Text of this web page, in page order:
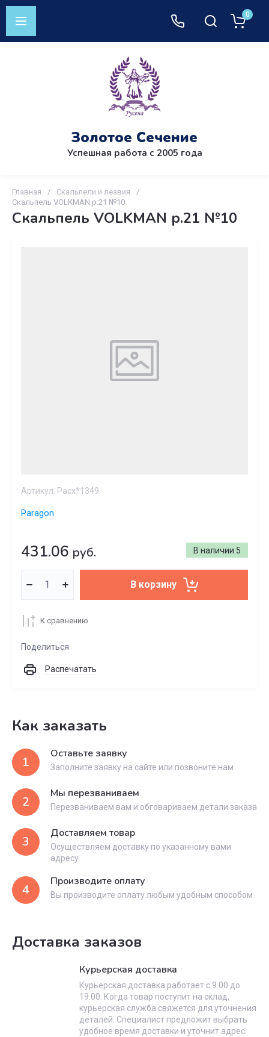
Золотое Сечение
Успешная работа с 2005 года
0
Главная / Скальпели и лезвия
/
Скальпель VOLKMAN р.21 №10
Скальпель VOLKMAN р.21 №10
Артикул: Расх*1349
Paragon
В наличии 5
431.06 руб.
В корзину
К сравнению
Поделиться
Распечатать
Как заказать
1
Оставьте заявку
Заполните заявку на сайте или позвоните нам
2
Мы перезваниваем
Перезваниваем вам и обговариваем детали заказа
3
Доставляем товар
Осуществляем доставку по указанному вами
адресу
4
Производите оплату
Вы производите оплату любым удобным способом
Доставка заказов
Курьерская доставка
Курьерская доставка работает с 9.00 до
19.00. Когда товар поступит на склад,
курьерская служба свяжется для уточнения
деталей. Специалист предложит выбрать
удобное время доставки и уточнит адрес.